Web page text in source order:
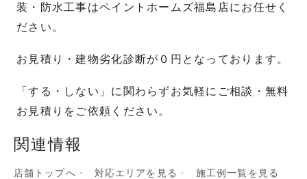
装・防水工事はペイントホームズ福島店にお任せく
ださい。
お見積り・建物劣化診断が０円となっております。
「する・しない」に関わらずお気軽にご相談・無料
お見積りをご依頼ください。
関連情報
店舗トップへ 対応エリアを見る
施工例一覧を見る